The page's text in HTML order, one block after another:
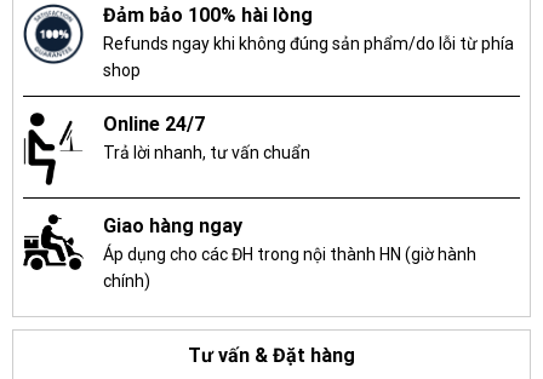
Đảm bảo 100% hài lòng
Refunds ngay khi không đúng sản phẩm/do lỗi từ phía
shop
Online 24/7
Trả lời nhanh, tư vấn chuẩn
Giao hàng ngay
Áp dụng cho các ĐH trong nội thành HN (giờ hành
chính)
Tư vấn & Đặt hàng